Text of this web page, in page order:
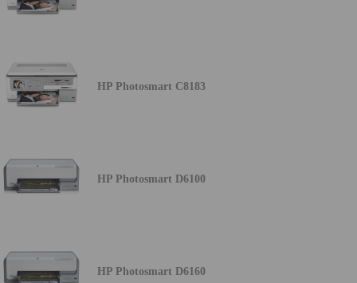
HP Photosmart C8183
HP Photosmart D6100
HP Photosmart D6160